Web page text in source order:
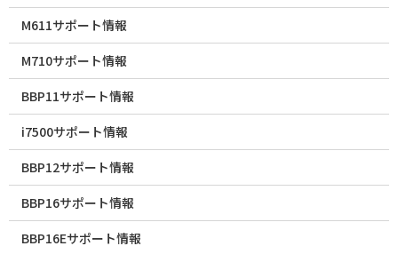
M611サポート情報
M710サポート情報
BBP11サポート情報
i7500サポート情報
BBP12サポート情報
BBP16サポート情報
BBP16Eサポート情報